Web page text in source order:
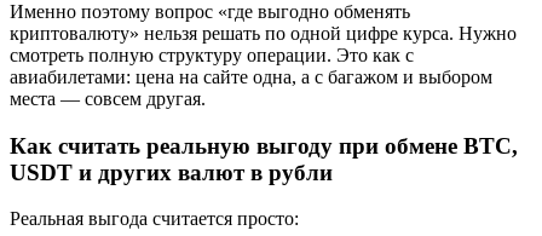
Именно поэтому вопрос «где выгодно обменять
криптовалюту» нельзя решать по одной цифре курса. Нужно
смотреть полную структуру операции. Это как с
авиабилетами: цена на сайте одна, а с багажом и выбором
места — совсем другая.
Как считать реальную выгоду при обмене BTC,
USDT и других валют в рубли
Реальная выгода считается просто: